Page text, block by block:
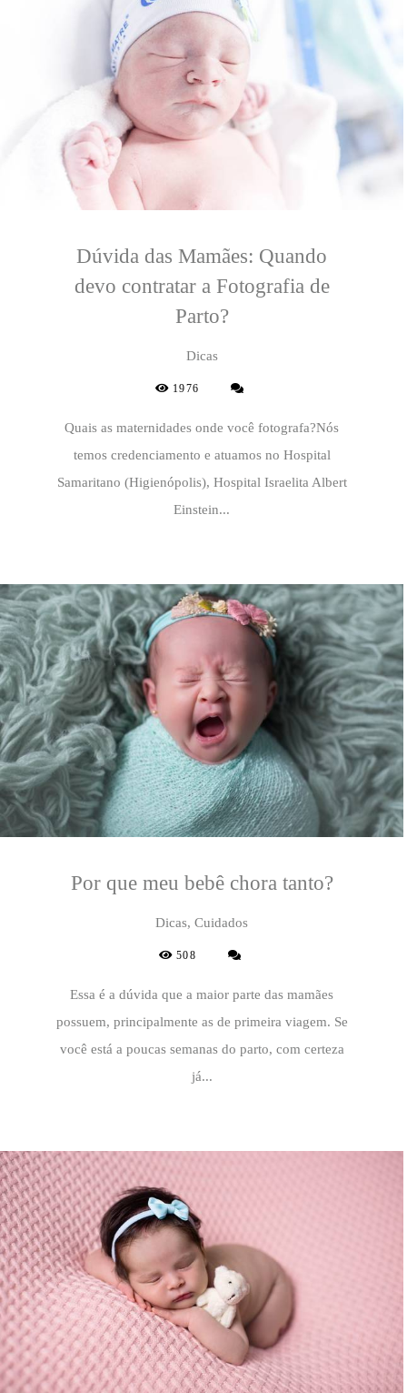
Dúvida das Mamães: Quando
devo contratar a Fotografia de
Parto?
Dicas
1976
Quais as maternidades onde você fotografa?Nós
temos credenciamento e atuamos no Hospital
Samaritano (Higienópolis), Hospital Israelita Albert
Einstein...
Por que meu bebê chora tanto?
Dicas, Cuidados
508
Essa é a dúvida que a maior parte das mamães
possuem, principalmente as de primeira viagem. Se
você está a poucas semanas do parto, com certeza
já...